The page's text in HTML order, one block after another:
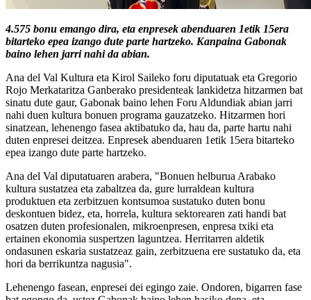
4.575 bonu emango dira, eta enpresek abenduaren 1etik 15era
bitarteko epea izango dute parte hartzeko. Kanpaina Gabonak
baino lehen jarri nahi da abian.
Ana del Val Kultura eta Kirol Saileko foru diputatuak eta Gregorio
Rojo Merkataritza Ganberako presidenteak lankidetza hitzarmen bat
sinatu dute gaur, Gabonak baino lehen Foru Aldundiak abian jarri
nahi duen kultura bonuen programa gauzatzeko. Hitzarmen hori
sinatzean, lehenengo fasea aktibatuko da, hau da, parte hartu nahi
duten enpresei deitzea. Enpresek abenduaren 1etik 15era bitarteko
epea izango dute parte hartzeko.
Ana del Val diputatuaren arabera, "Bonuen helburua Arabako
kultura sustatzea eta zabaltzea da, gure lurraldean kultura
produktuen eta zerbitzuen kontsumoa sustatuko duten bonu
deskontuen bidez, eta, horrela, kultura sektorearen zati handi bat
osatzen duten profesionalen, mikroenpresen, enpresa txiki eta
ertainen ekonomia suspertzen laguntzea. Herritarren aldetik
ondasunen eskaria sustatzeaz gain, zerbitzuena ere sustatuko da, eta
hori da berrikuntza nagusia".
Lehenengo fasean, enpresei dei egingo zaie. Ondoren, bigarren fase